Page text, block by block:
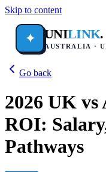
Skip to content
✦ UNILINK.
AUSTRALIA ·
Go back
2026 UK
ROI:
Pathways